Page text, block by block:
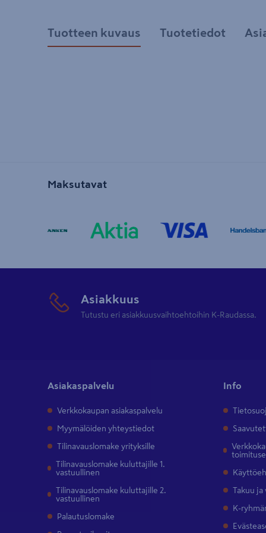
Tuotteen kuvaus Tuotetiedot
Maksutavat
Asiakkuus
Tutustu eri asiakkuusvaihtoehtoihin K-Raudassa.
Asiakaspalvelu
Verkkokaupan asiakaspalvelu
Myymälöiden yhteystiedot
Tilinavauslomake yrityksille
Tilinavauslomake kuluttajille 1.
vastuullinen
Tilinavauslomake kuluttajille 2.
vastuullinen
Palautuslomake
Info
Takuu ja
K-